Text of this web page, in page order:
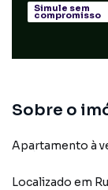
Simule sem
compromisso
Sobre o
Apartamento à
Localizado em